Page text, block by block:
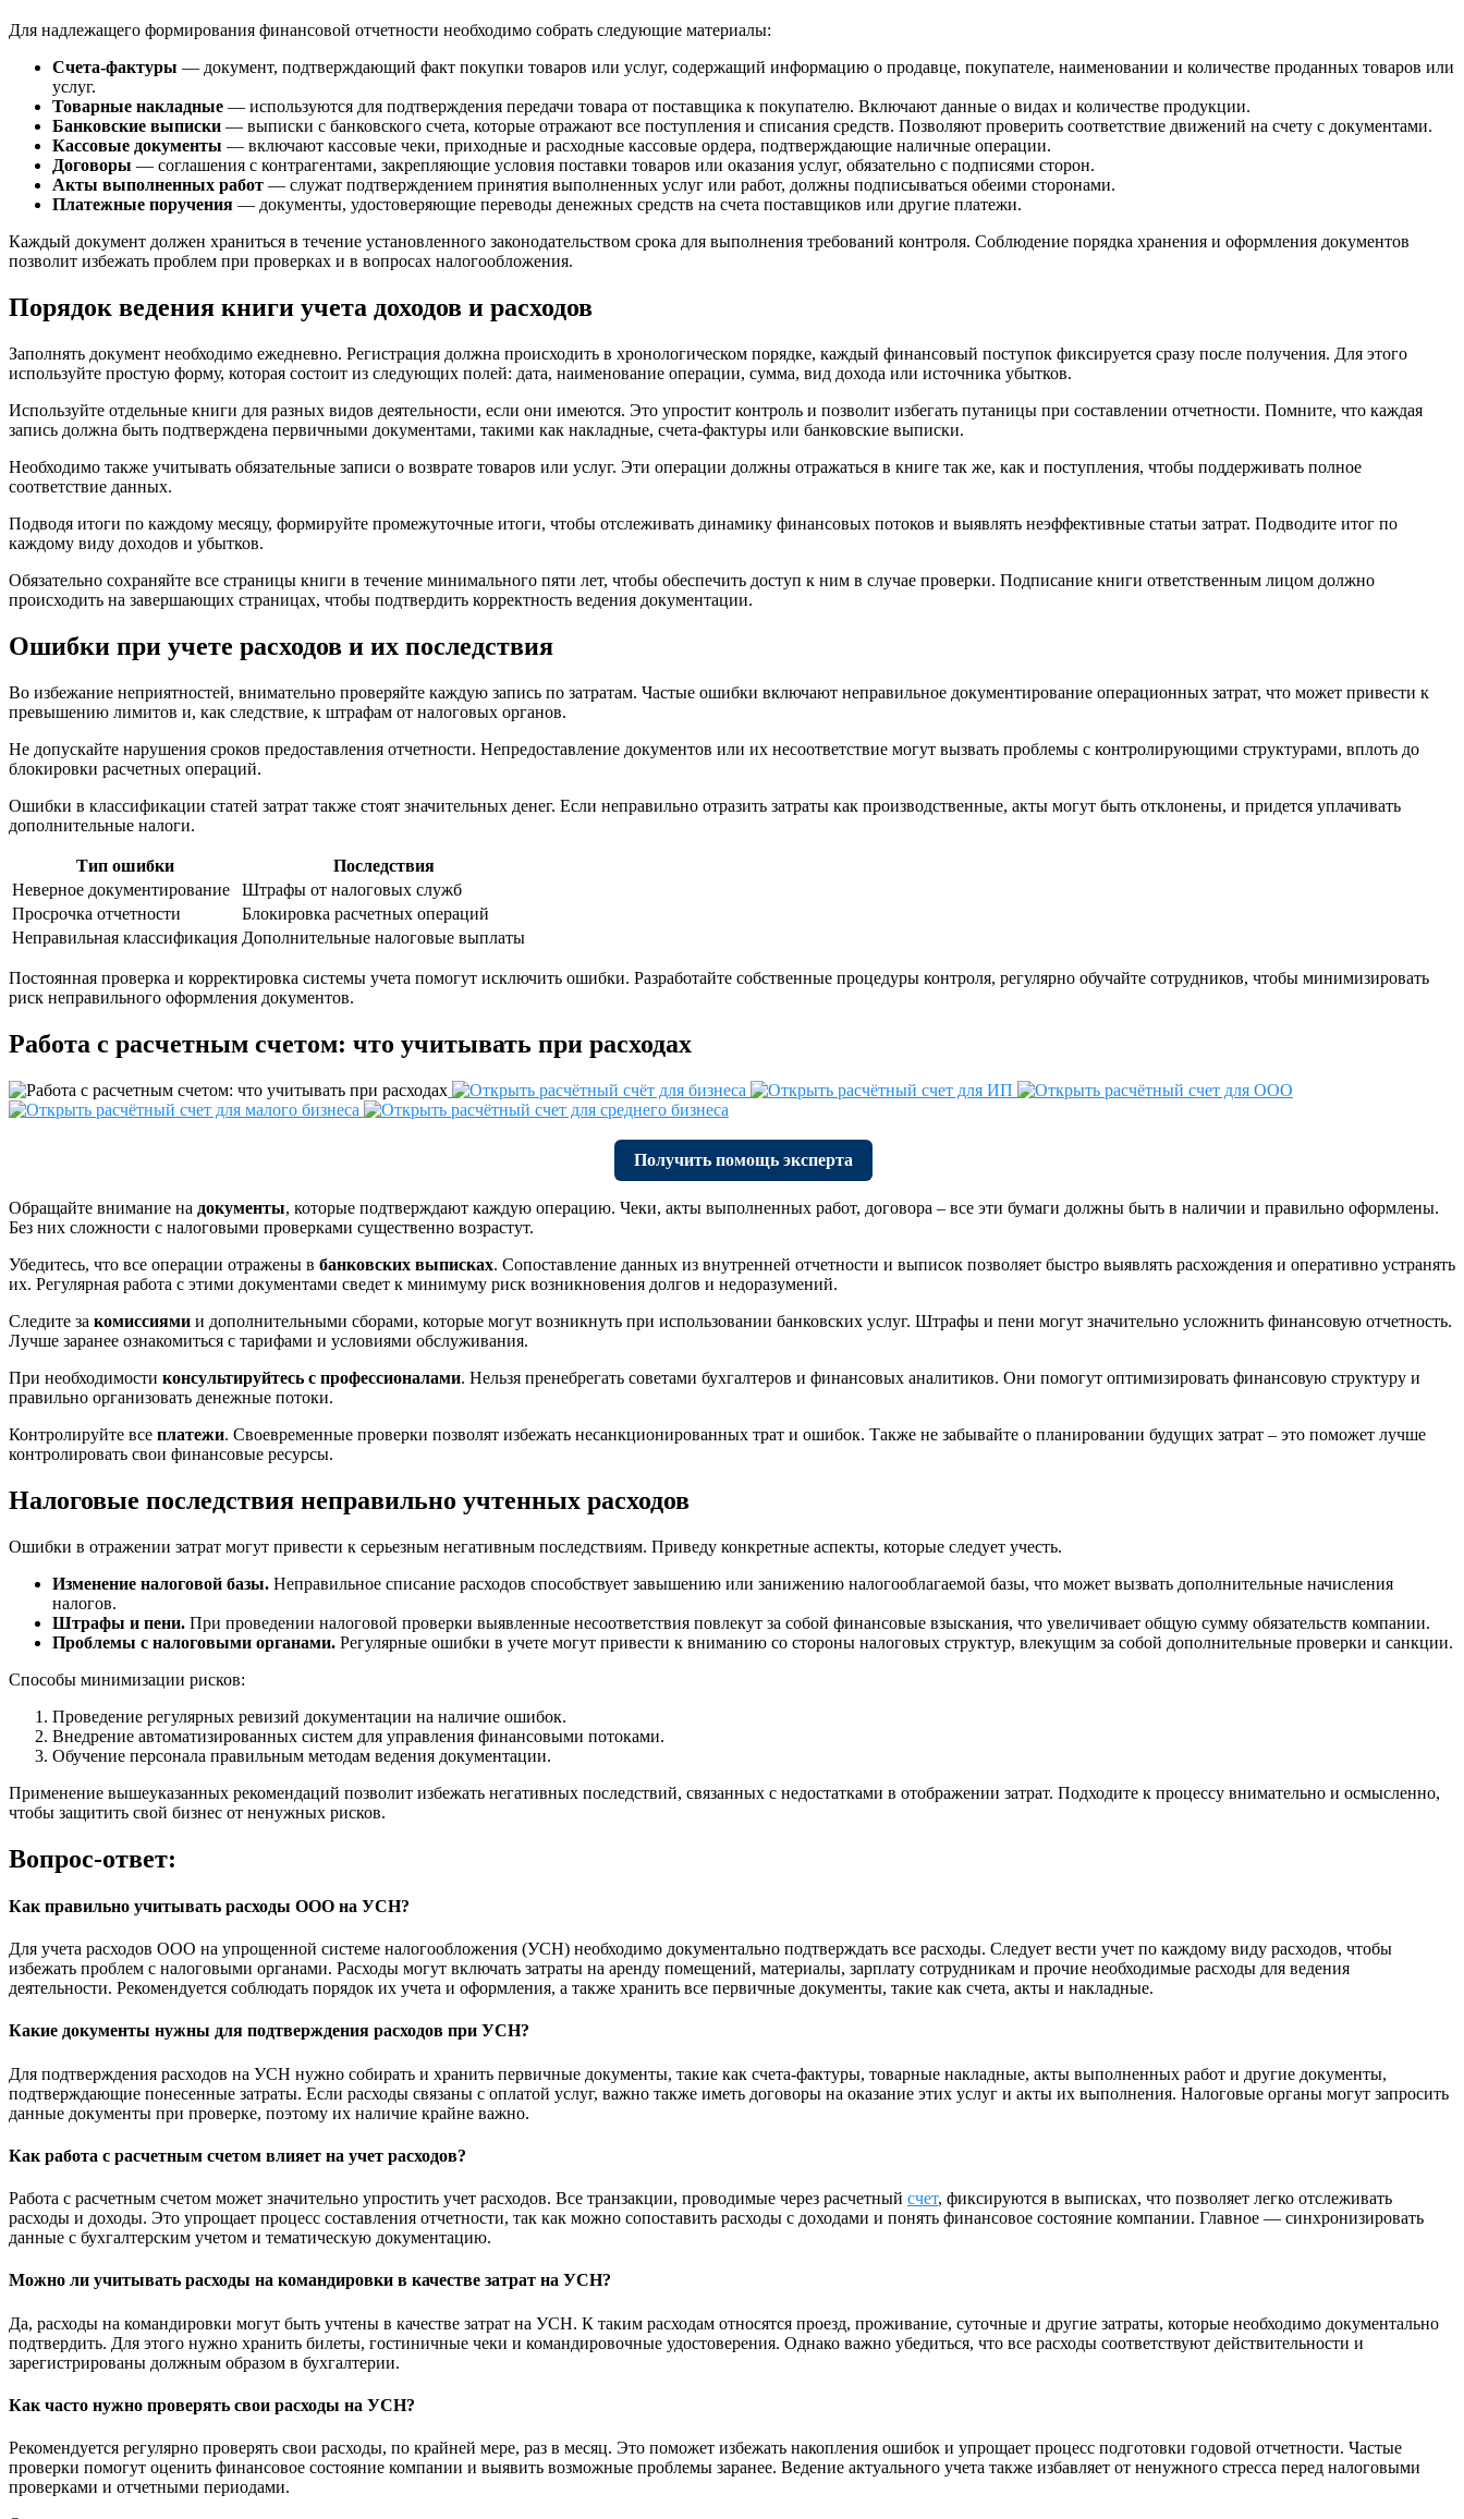
Для надлежащего формирования финансовой отчетности необходимо собрать следующие материалы:
Счета-фактуры — документ, подтверждающий факт покупки товаров или услуг, содержащий информацию о продавце, покупателе, наименовании и количестве проданных товаров или
услуг.
Товарные накладные — используются для подтверждения передачи товара от поставщика к покупателю. Включают данные о видах и количестве продукции.
Банковские выписки — выписки с банковского счета, которые отражают все поступления и списания средств. Позволяют проверить соответствие движений на счету с документами.
Кассовые документы — включают кассовые чеки, приходные и расходные кассовые ордера, подтверждающие наличные операции.
Договоры — соглашения с контрагентами, закрепляющие условия поставки товаров или оказания услуг, обязательно с подписями сторон.
Акты выполненных работ — служат подтверждением принятия выполненных услуг или работ, должны подписываться обеими сторонами.
Платежные поручения — документы, удостоверяющие переводы денежных средств на счета поставщиков или другие платежи.
Каждый документ должен храниться в течение установленного законодательством срока для выполнения требований контроля. Соблюдение порядка хранения и оформления документов
позволит избежать проблем при проверках и в вопросах налогообложения.
Порядок ведения книги учета доходов и расходов
Заполнять документ необходимо ежедневно. Регистрация должна происходить в хронологическом порядке, каждый финансовый поступок фиксируется сразу после получения. Для этого
используйте простую форму, которая состоит из следующих полей: дата, наименование операции, сумма, вид дохода или источника убытков.
Используйте отдельные книги для разных видов деятельности, если они имеются. Это упростит контроль и позволит избегать путаницы при составлении отчетности. Помните, что каждая
запись должна быть подтверждена первичными документами, такими как накладные, счета-фактуры или банковские выписки.
Необходимо также учитывать обязательные записи о возврате товаров или услуг. Эти операции должны отражаться в книге так же, как и поступления, чтобы поддерживать полное
соответствие данных.
Подводя итоги по каждому месяцу, формируйте промежуточные итоги, чтобы отслеживать динамику финансовых потоков и выявлять неэффективные статьи затрат. Подводите итог по
каждому виду доходов и убытков.
Обязательно сохраняйте все страницы книги в течение минимального пяти лет, чтобы обеспечить доступ к ним в случае проверки. Подписание книги ответственным лицом должно
происходить на завершающих страницах, чтобы подтвердить корректность ведения документации.
Ошибки при учете расходов и их последствия
Во избежание неприятностей, внимательно проверяйте каждую запись по затратам. Частые ошибки включают неправильное документирование операционных затрат, что может привести к
превышению лимитов и, как следствие, к штрафам от налоговых органов.
Не допускайте нарушения сроков предоставления отчетности. Непредоставление документов или их несоответствие могут вызвать проблемы с контролирующими структурами, вплоть до
блокировки расчетных операций.
Ошибки в классификации статей затрат также стоят значительных денег. Если неправильно отразить затраты как производственные, акты могут быть отклонены, и придется уплачивать
дополнительные налоги.
Тип ошибки
Последствия
Неверное документирование
Штрафы от налоговых служб
Просрочка отчетности
Блокировка расчетных операций
Неправильная классификация Дополнительные налоговые выплаты
Постоянная проверка и корректировка системы учета помогут исключить ошибки. Разработайте собственные процедуры контроля, регулярно обучайте сотрудников, чтобы минимизировать
риск неправильного оформления документов.
Работа с расчетным счетом: что учитывать при расходах
Получить помощь эксперта
Обращайте внимание на документы, которые подтверждают каждую операцию. Чеки, акты выполненных работ, договора – все эти бумаги должны быть в наличии и правильно оформлены.
Без них сложности с налоговыми проверками существенно возрастут.
Убедитесь, что все операции отражены в банковских выписках. Сопоставление данных из внутренней отчетности и выписок позволяет быстро выявлять расхождения и оперативно устранять
их. Регулярная работа с этими документами сведет к минимуму риск возникновения долгов и недоразумений.
Следите за комиссиями и дополнительными сборами, которые могут возникнуть при использовании банковских услуг. Штрафы и пени могут значительно усложнить финансовую отчетность.
Лучше заранее ознакомиться с тарифами и условиями обслуживания.
При необходимости консультируйтесь с профессионалами. Нельзя пренебрегать советами бухгалтеров и финансовых аналитиков. Они помогут оптимизировать финансовую структуру и
правильно организовать денежные потоки.
Контролируйте все платежи. Своевременные проверки позволят избежать несанкционированных трат и ошибок. Также не забывайте о планировании будущих затрат – это поможет лучше
контролировать свои финансовые ресурсы.
Налоговые последствия неправильно учтенных расходов
Ошибки в отражении затрат могут привести к серьезным негативным последствиям. Приведу конкретные аспекты, которые следует учесть.
Изменение налоговой базы. Неправильное списание расходов способствует завышению или занижению налогооблагаемой базы, что может вызвать дополнительные начисления
налогов.
Штрафы и пени. При проведении налоговой проверки выявленные несоответствия повлекут за собой финансовые взыскания, что увеличивает общую сумму обязательств компании.
Проблемы с налоговыми органами. Регулярные ошибки в учете могут привести к вниманию со стороны налоговых структур, влекущим за собой дополнительные проверки и санкции.
Способы минимизации рисков:
Проведение регулярных ревизий документации на наличие ошибок.
Внедрение автоматизированных систем для управления финансовыми потоками.
Обучение персонала правильным методам ведения документации.
Применение вышеуказанных рекомендаций позволит избежать негативных последствий, связанных с недостатками в отображении затрат. Подходите к процессу внимательно и осмысленно,
чтобы защитить свой бизнес от ненужных рисков.
Вопрос-ответ:
Как правильно учитывать расходы ООО на УСН?
Для учета расходов ООО на упрощенной системе налогообложения (УСН) необходимо документально подтверждать все расходы. Следует вести учет по каждому виду расходов, чтобы
избежать проблем с налоговыми органами. Расходы могут включать затраты на аренду помещений, материалы, зарплату сотрудникам и прочие необходимые расходы для ведения
деятельности. Рекомендуется соблюдать порядок их учета и оформления, а также хранить все первичные документы, такие как счета, акты и накладные.
Какие документы нужны для подтверждения расходов при УСН?
Для подтверждения расходов на УСН нужно собирать и хранить первичные документы, такие как счета-фактуры, товарные накладные, акты выполненных работ и другие документы,
подтверждающие понесенные затраты. Если расходы связаны с оплатой услуг, важно также иметь договоры на оказание этих услуг и акты их выполнения. Налоговые органы могут запросить
данные документы при проверке, поэтому их наличие крайне важно.
Как работа с расчетным счетом влияет на учет расходов?
Работа с расчетным счетом может значительно упростить учет расходов. Все транзакции, проводимые через расчетный счет, фиксируются в выписках, что позволяет легко отслеживать
расходы и доходы. Это упрощает процесс составления отчетности, так как можно сопоставить расходы с доходами и понять финансовое состояние компании. Главное — синхронизировать
данные с бухгалтерским учетом и тематическую документацию.
Можно ли учитывать расходы на командировки в качестве затрат на УСН?
Да, расходы на командировки могут быть учтены в качестве затрат на УСН. К таким расходам относятся проезд, проживание, суточные и другие затраты, которые необходимо документально
подтвердить. Для этого нужно хранить билеты, гостиничные чеки и командировочные удостоверения. Однако важно убедиться, что все расходы соответствуют действительности и
зарегистрированы должным образом в бухгалтерии.
Как часто нужно проверять свои расходы на УСН?
Рекомендуется регулярно проверять свои расходы, по крайней мере, раз в месяц. Это поможет избежать накопления ошибок и упрощает процесс подготовки годовой отчетности. Частые
проверки помогут оценить финансовое состояние компании и выявить возможные проблемы заранее. Ведение актуального учета также избавляет от ненужного стресса перед налоговыми
проверками и отчетными периодами.